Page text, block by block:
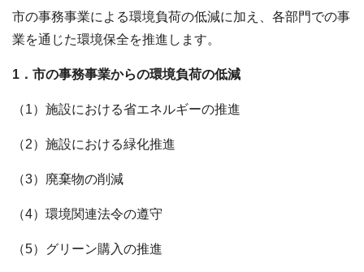
市の事務事業による環境負荷の低減に加え、各部門での事
業を通じた環境保全を推進します。
1．市の事務事業からの環境負荷の低減
（1）施設における省エネルギーの推進
（2）施設における緑化推進
（3）廃棄物の削減
（4）環境関連法令の遵守
（5）グリーン購入の推進